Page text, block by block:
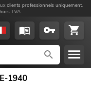
clients professionnels uniquement.
TVA
1940